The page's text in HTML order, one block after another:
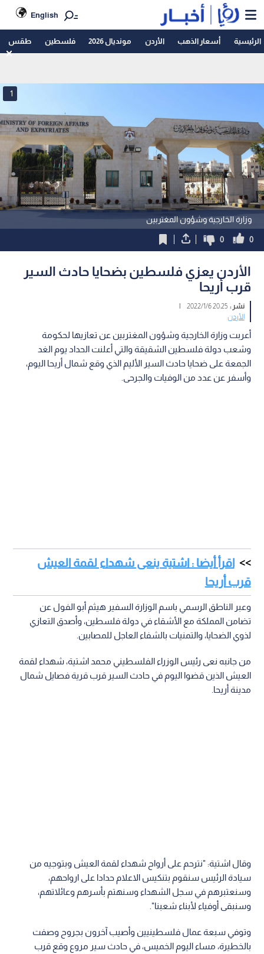
English
الرئيسية أسعار الذهب الأردن مونديال 2026 فلسطين طقس
وزارة الخارجية وشؤون المغتربين
1
0
0
الأردن يعزي فلسطين بضحايا حادث السير
قرب أريحا
نشر :20:25 2022/1/6
|
الأردن
أعربت وزارة الخارجية وشؤون المغتربين عن تعازيها لحكومة
وشعب دولة فلسطين الشقيقة والتي أعلنت الحداد يوم الغد
الجمعة على ضحايا حادث السير الأليم الذي وقع شمال أريحا اليوم،
وأسفر عن عدد من الوفيات والجرحى.
اقرأ أيضا : اشتية ينعى شهداء لقمة العيش
قرب أريحا
وعبر الناطق الرسمي باسم الوزارة السفير هيثم أبو الفول عن
تضامن المملكة مع الأشقاء في دولة فلسطين، وأصدق التعازي
لذوي الضحايا، والتمنيات بالشفاء العاجل للمصابين.
من جانبه نعى رئيس الوزراء الفلسطيني محمد اشتية، شهداء لقمة
العيش الذين قضوا اليوم في حادث السير قرب قرية فصايل شمال
مدينة أريحا.
وقال اشتية: "نترحم على أرواح شهداء لقمة العيش وبتوجيه من
سيادة الرئيس سنقوم بتنكيس الاعلام حدادا على ارواحهم،
وسنعتبرهم في سجل الشهداء وسنهتم بأسرهم وعائلاتهم،
وسنبقى أوفياء لأبناء شعبنا".
وتوفي سبعة عمال فلسطينيين وأصيب آخرون بجروح وصفت
بالخطيرة، مساء اليوم الخميس، في حادث سير مروع وقع قرب